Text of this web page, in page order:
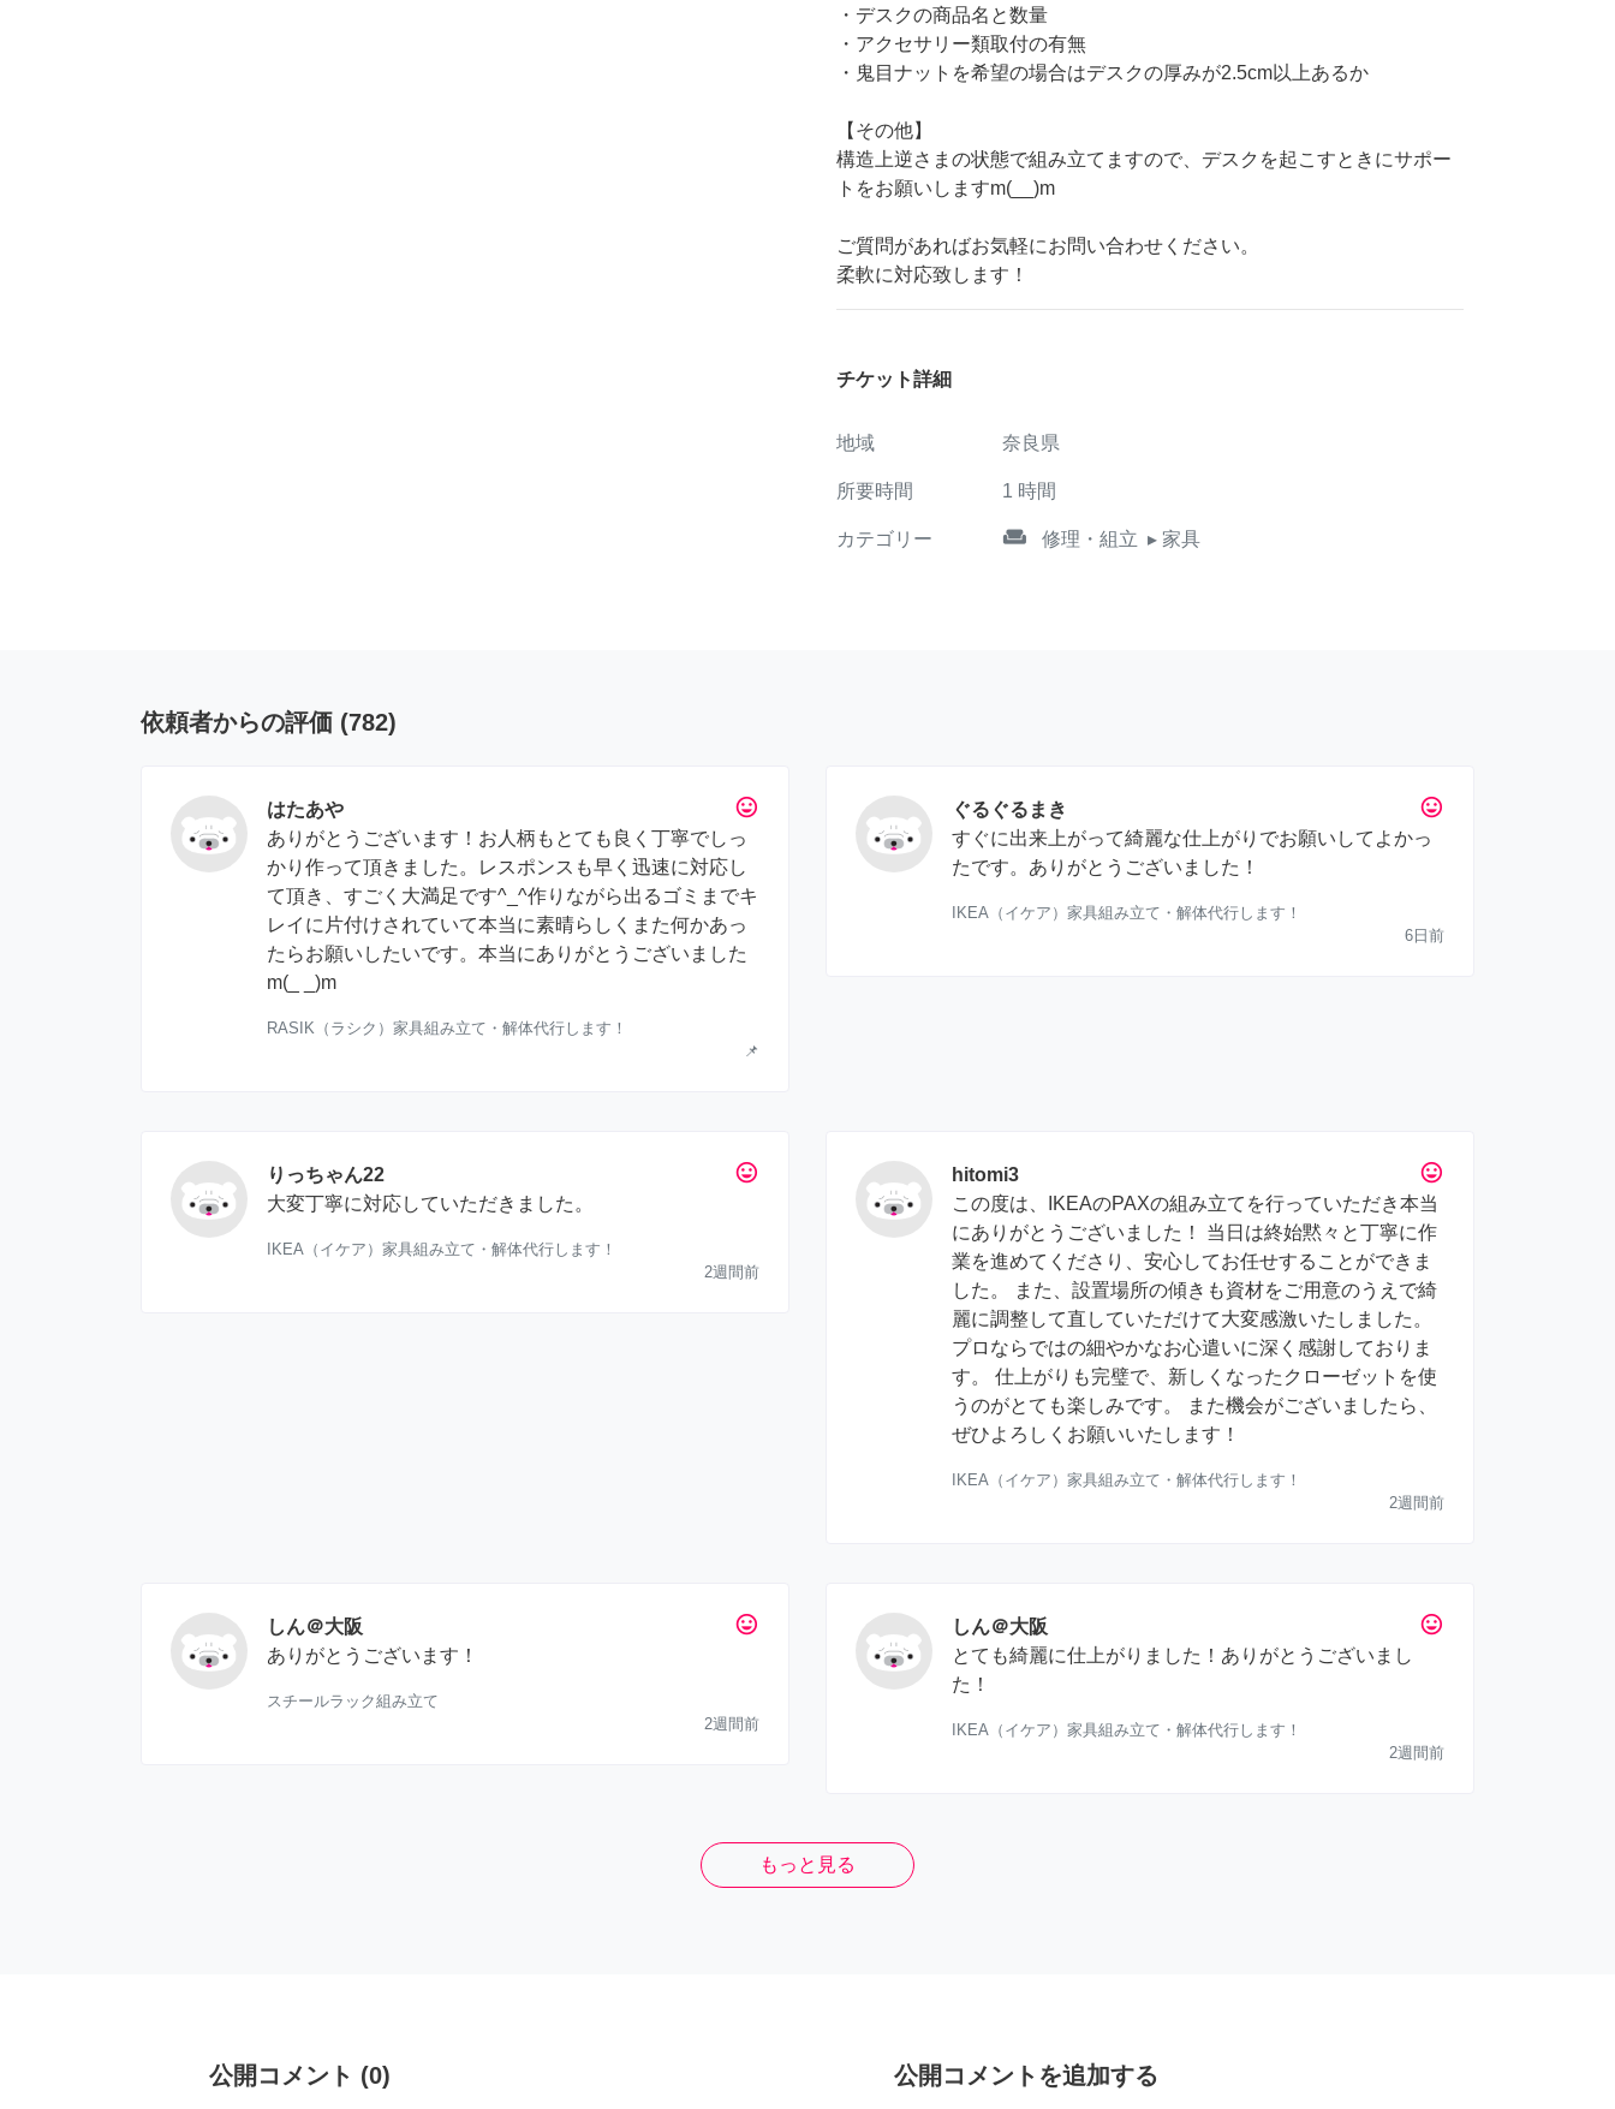
・デスクの商品名と数量
・アクセサリー類取付の有無
・鬼目ナットを希望の場合はデスクの厚みが2.5cm以上あるか
【その他】
構造上逆さまの状態で組み立てますので、デスクを起こすときにサポー
トをお願いしますm(__)m
ご質問があればお気軽にお問い合わせください。
柔軟に対応致します！
チケット詳細
地域 奈良県
所要時間 1 時間
カテゴリー weekend 修理・組立 ▸ 家具
依頼者からの評価 (782)
tag_faces
はたあや
ありがとうございます！お人柄もとても良く丁寧でしっ
かり作って頂きました。レスポンスも早く迅速に対応し
て頂き、すごく大満足です^_^作りながら出るゴミまでキ
レイに片付けされていて本当に素晴らしくまた何かあっ
たらお願いしたいです。本当にありがとうございました
m(_ _)m
RASIK（ラシク）家具組み立て・解体代行します！
📌
tag_faces
ぐるぐるまき
すぐに出来上がって綺麗な仕上がりでお願いしてよかっ
たです。ありがとうございました！
IKEA（イケア）家具組み立て・解体代行します！
6日前
tag_faces
りっちゃん22
大変丁寧に対応していただきました。
IKEA（イケア）家具組み立て・解体代行します！
2週間前
tag_faces
hitomi3
この度は、IKEAのPAXの組み立てを行っていただき本当
にありがとうございました！ 当日は終始黙々と丁寧に作
業を進めてくださり、安心してお任せすることができま
した。 また、設置場所の傾きも資材をご用意のうえで綺
麗に調整して直していただけて大変感激いたしました。
プロならではの細やかなお心遣いに深く感謝しておりま
す。 仕上がりも完璧で、新しくなったクローゼットを使
うのがとても楽しみです。 また機会がございましたら、
ぜひよろしくお願いいたします！
IKEA（イケア）家具組み立て・解体代行します！
2週間前
tag_faces
しん＠大阪
ありがとうございます！
スチールラック組み立て
2週間前
tag_faces
しん＠大阪
とても綺麗に仕上がりました！ありがとうございまし
た！
IKEA（イケア）家具組み立て・解体代行します！
2週間前
もっと見る
公開コメント (0) 公開コメントを追加する